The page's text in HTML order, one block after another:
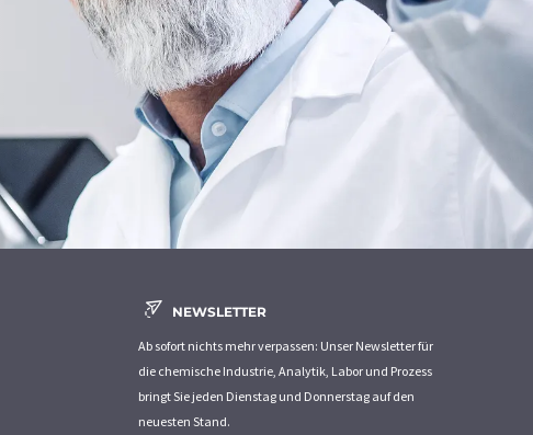
NEWSLETTER
Ab sofort nichts mehr verpassen: Unser Newsletter für
die chemische Industrie, Analytik, Labor und Prozess
bringt Sie jeden Dienstag und Donnerstag auf den
neuesten Stand.